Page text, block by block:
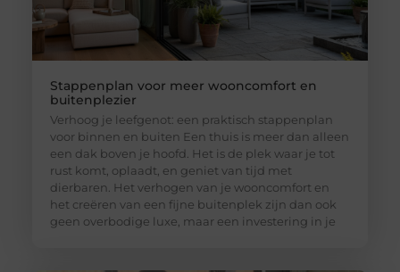
Stappenplan voor meer wooncomfort en
buitenplezier
Verhoog je leefgenot: een praktisch stappenplan
voor binnen en buiten Een thuis is meer dan alleen
een dak boven je hoofd. Het is de plek waar je tot
rust komt, oplaadt, en geniet van tijd met
dierbaren. Het verhogen van je wooncomfort en
het creëren van een fijne buitenplek zijn dan ook
geen overbodige luxe, maar een investering in je